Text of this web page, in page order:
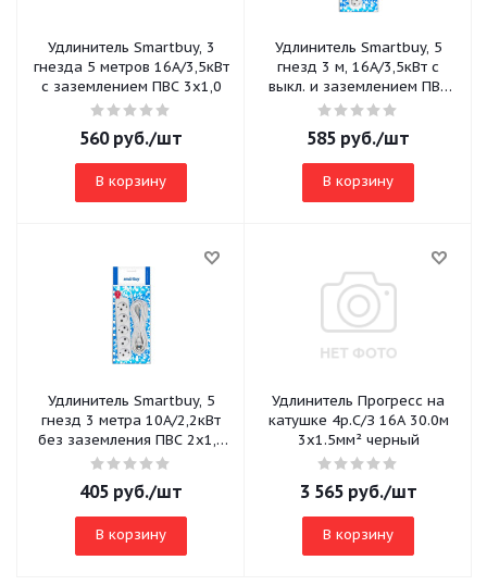
Удлинитель Smartbuy, 3
гнезда 5 метров 16А/3,5кВт
с заземлением ПВС 3х1,0
560руб./шт
В корзину
Удлинитель Smartbuy, 5
гнезд 3 м, 16А/3,5кВт с
выкл. и заземлением ПВС
3х1,0 (SBE-16-5-03-ZS)
585 руб./шт
В корзину
Удлинитель Smartbuy, 5
гнезд 3 метра 10А/2,2кВт
без заземления ПВС 2х1,0
(SBE-10-5-03-N)
405 руб./шт
В корзину
Удлинитель Прогресс на
катушке 4р.С/З 16A 30.0м
3x1.5мм² черный
3 565руб./шт
В корзину